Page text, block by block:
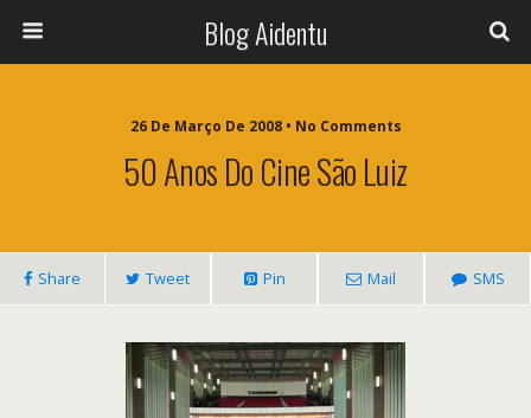
Blog Aidentu
26 De Março De 2008 • No Comments
50 Anos Do Cine São Luiz
Share Tweet Pin Mail SMS